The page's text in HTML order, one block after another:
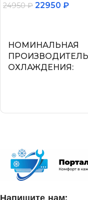
24950₽ 22950 ₽
НОМИНАЛЬНАЯ
ОХЛАЖДЕНИЯ
УПРАВЛЕНИЕ C
ПРИЛОЖЕНИЯ ПО
Напишите нам: